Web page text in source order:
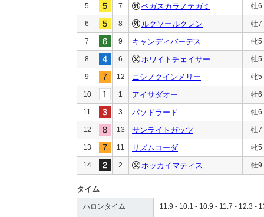
5 7 ベガスカラノテガミ 牡6
6 8 ルクソールクレン 牡7
7 9 キャンディバーデス 牝5
8 6 ホワイトチェイサー 牡5
9 12 ニシノクインメリー 牝5
10 1 アイサダオー 牡6
11 3 パソドラード 牡6
12 13 サンライトガッツ 牡7
13 11 リズムコーダ 牝5
14 2 ホッカイマティス 牡9
タイム
ハロンタイム 11.9 - 10.1 - 10.9 - 11.7 - 12.3 -